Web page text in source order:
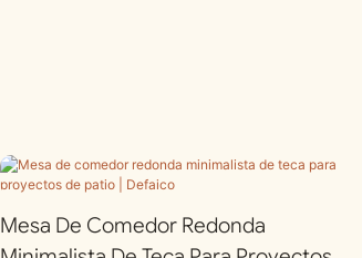
Mesa De Comedor Redonda